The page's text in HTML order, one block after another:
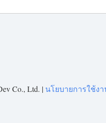
Co., Ltd. | นโยบายการใช้ง